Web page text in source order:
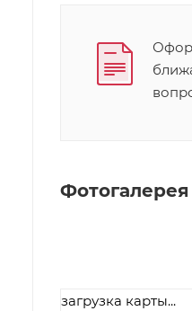
Фотогалерея
загрузка карты...